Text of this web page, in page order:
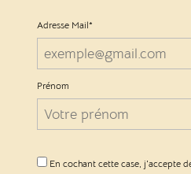
Adresse Mail*
Prénom
En cochant cette case, j'accepte